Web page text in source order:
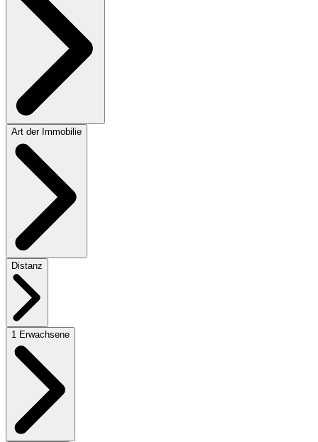
Art der Immobilie
Distanz
1 Erwachsene